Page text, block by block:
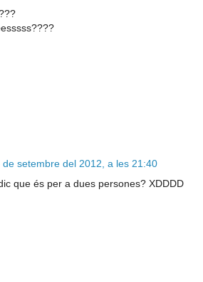
de setembre del 2012, a les 21:40
que és per a dues persones? XDDDD